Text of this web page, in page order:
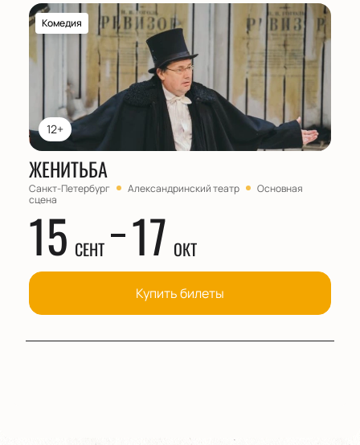
12+
Комедия
ЖЕНИТЬБА
Санкт-Петербург Александринский театр
Основная
сцена
15 СЕНТ 17 ОКТ
Купить билеты